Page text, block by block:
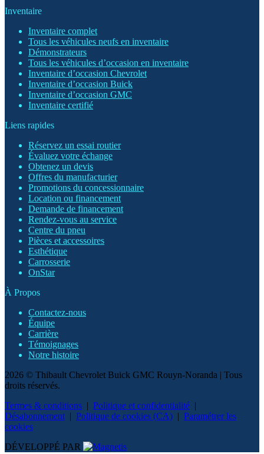
Inventaire
Inventaire complet
Tous les véhicules neufs en inventaire
Démonstrateurs
Tous les véhicules d’occasion en inventaire
Inventaire d’occasion Chevrolet
Inventaire d’occasion Buick
Inventaire d’occasion GMC
Inventaire certifié
Liens rapides
Réservez un essai routier
Évaluez votre échange
Obtenez un devis
Offres du manufacturier
Promotions du concessionnaire
Location ou financement
Demande de financement
Rendez-vous au service
Centre du pneu
Pièces et accessoires
Esthétique
Carrosserie
OnStar
À Propos
Contactez-nous
Équipe
Carrière
Témoignages
Notre histoire
2026 © Thibault Chevrolet Buick GMC Rouyn-Noranda | Tous
droits réservés.
Termes & conditions | Politique et confidentialité |
Désabonnement | Politique de cookies (CA) | Paramétrer les
cookies
DÉVELOPPÉ PAR